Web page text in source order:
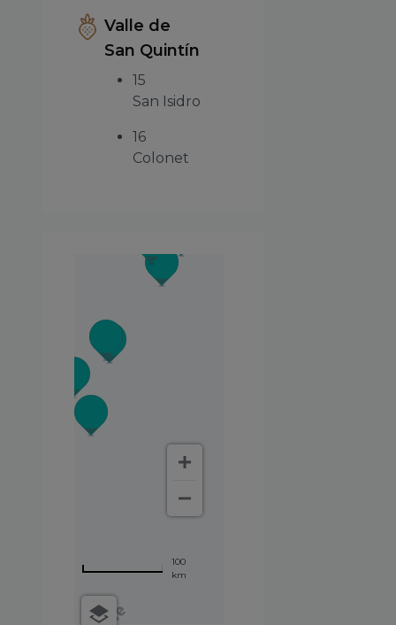
Valle de
San Quintín
15
San Isidro
16
Colonet
100
km